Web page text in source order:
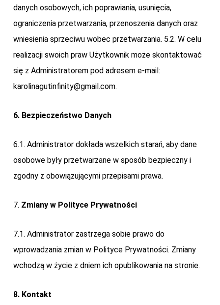
danych osobowych, ich poprawiania, usunięcia,
ograniczenia przetwarzania, przenoszenia danych oraz
wniesienia sprzeciwu wobec przetwarzania. 5.2. W celu
realizacji swoich praw Użytkownik może skontaktować
się z Administratorem pod adresem e-mail:
karolinagutinfinity@gmail.com.
6. Bezpieczeństwo Danych
6.1. Administrator dokłada wszelkich starań, aby dane
osobowe były przetwarzane w sposób bezpieczny i
zgodny z obowiązującymi przepisami prawa.
7. Zmiany w Polityce Prywatności
7.1. Administrator zastrzega sobie prawo do
wprowadzania zmian w Polityce Prywatności. Zmiany
wchodzą w życie z dniem ich opublikowania na stronie.
8. Kontakt